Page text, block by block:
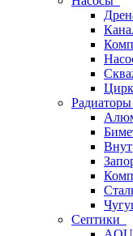
Септики